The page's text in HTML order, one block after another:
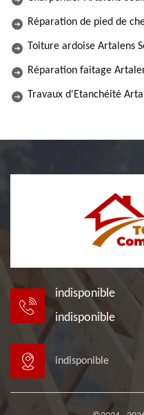
Réparation de pied de
Toiture ardoise Artalens
Réparation faitage
Travaux d'Etanchéité
indisponible
indisponible
indisponible